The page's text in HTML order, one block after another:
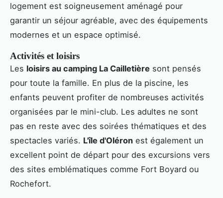
logement est soigneusement aménagé pour
garantir un séjour agréable, avec des équipements
modernes et un espace optimisé.
Activités et loisirs
Les loisirs au camping La Cailletière sont pensés
pour toute la famille. En plus de la piscine, les
enfants peuvent profiter de nombreuses activités
organisées par le mini-club. Les adultes ne sont
pas en reste avec des soirées thématiques et des
spectacles variés. L'île d'Oléron est également un
excellent point de départ pour des excursions vers
des sites emblématiques comme Fort Boyard ou
Rochefort.